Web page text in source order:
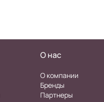
О нас
О компании
Бренды
Партнеры